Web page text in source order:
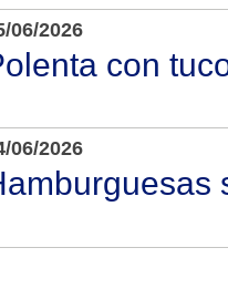
06/2026
con
06/2026